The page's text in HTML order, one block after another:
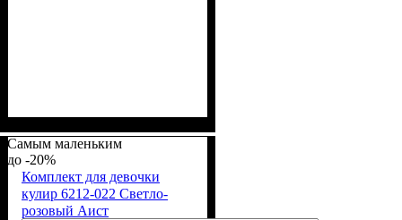
х/б)
Самым маленьким
-20%
Комплект для девочки
кулир 6212-022 Светло-
розовый Аист